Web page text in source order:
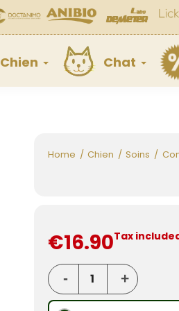
Chien Chat
Home Chien Soins
€16.90Tax